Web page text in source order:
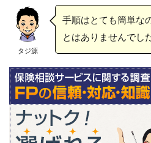
タジ源
手順はとても簡単な
とはありませんでし